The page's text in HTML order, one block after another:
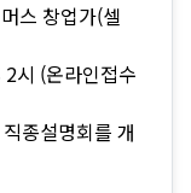
스 창업가(셀
시 (온라인접수
종설명회를 개